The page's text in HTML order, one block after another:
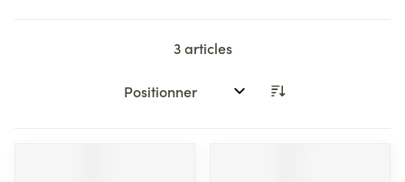
3articles
Trier par: